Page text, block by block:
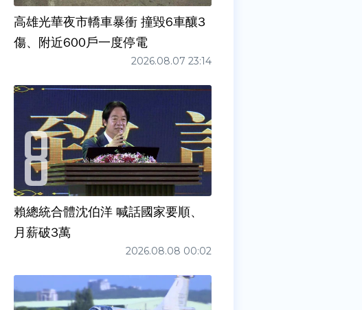
高雄光華夜市轎車暴衝 撞毀6車釀3
傷、附近600戶一度停電
2026.08.07 23:14
賴總統合體沈伯洋 喊話國家要順、
月薪破3萬
2026.08.08 00:02